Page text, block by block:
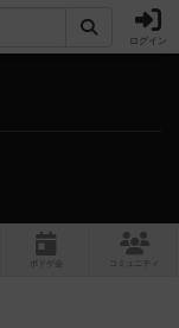
ログイン
ボ ドゲ コミュニティ